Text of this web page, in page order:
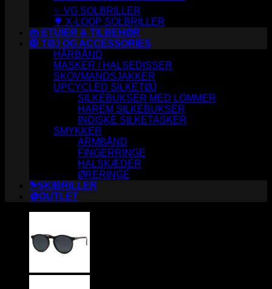
✨ VG SOLBRILLER
🌳 X-LOOP SOLBRILLER
👜 ETUIER & TILBEHØR
🧥 TØJ OG ACCESSORIES
HÅRBÅND
MASKER / HALSEDISSER
SKOVMANDSJAKKER
UPCYCLED SILKETØJ
SILKEBUKSER MED LOMMER
HAREM SILKEBUKSER
INDISKE SILKETASKER
SMYKKER
ARMBÅND
FINGERRINGE
HALSKÆDER
ØRERINGE
⛷️SKIBRILLER
🪙OUTLET